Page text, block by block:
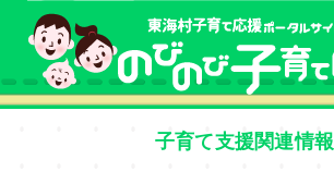
本文へ
子育て支援関連情報